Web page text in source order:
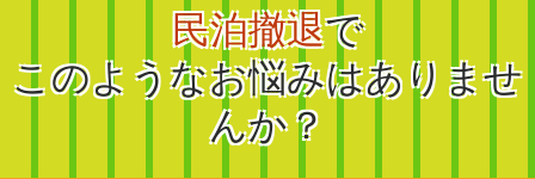
民泊撤退で
このようなお悩みはありませ
んか？